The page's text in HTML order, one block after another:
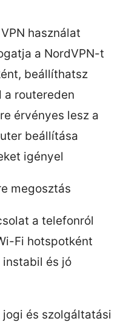
használat
a NordVPN-t
beállíthatsz
a routereden
érvényes lesz a
beállítása
igényel
megosztás
a telefonról
Fi hotspotként
instabil és jó
jogi és szolgáltatási